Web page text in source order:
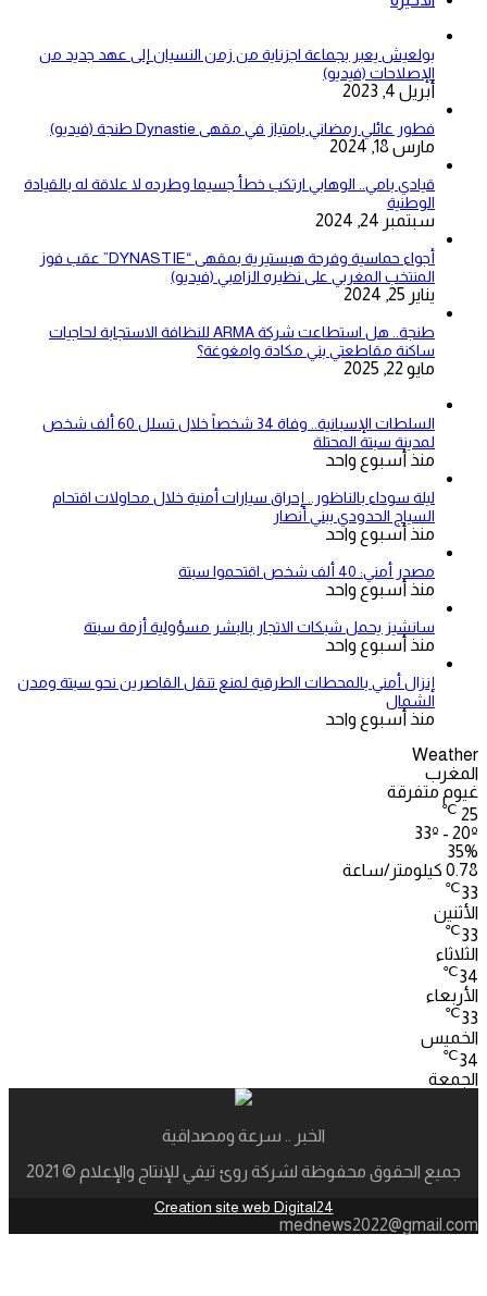
بولعيش يعبر بجماعة اجزناية من زمن النسيان إلى عهد جديد من
الإصلاحات (فيديو)
أبريل 4, 2023
فطور عائلي رمضاني بامتياز في مقهى Dynastie طنجة (فيديو)
مارس 18, 2024
قيادي بامي.. الوهابي ارتكب خطأ جسيما وطرده لا علاقة له بالقيادة
الوطنية
سبتمبر 24, 2024
أجواء حماسية وفرحة هيستيرية بمقهى “DYNASTIE” عقب فوز
المنتخب المغربي على نظيره الزامبي (فيديو)
يناير 25, 2024
طنجة.. هل استطاعت شركة ARMA للنظافة الاستجابة لحاجيات
ساكنة مقاطعتي بني مكادة وامغوغة؟
مايو 22, 2025
السلطات الإسبانية.. وفاة 34 شخصاً خلال تسلل 60 ألف شخص
لمدينة سبتة المحتلة
منذ أسبوع واحد
ليلة سوداء بالناظور.. إحراق سيارات أمنية خلال محاولات اقتحام
السياج الحدودي ببني أنصار
منذ أسبوع واحد
مصدر أمني: 40 ألف شخص اقتحموا سبتة
منذ أسبوع واحد
سانشيز يحمل شبكات الاتجار بالبشر مسؤولية أزمة سبتة
منذ أسبوع واحد
إنزال أمني بالمحطات الطرقية لمنع تنقل القاصرين نحو سبتة ومدن
الشمال
منذ أسبوع واحد
Weather
المغرب
غيوم متفرقة
25
℃
33º - 20º
35%
0.78 كيلومتر/ساعة
33
℃
الأثنين
33
℃
الثلاثاء
34
℃
الأربعاء
33
℃
الخميس
34
℃
الجمعة
الخبر .. سرعة ومصداقية
جميع الحقوق محفوظة لشركة روئ تيفي للإنتاج والإعلام © 2021
Creation site web Digital24
mednews2022@gmail.com